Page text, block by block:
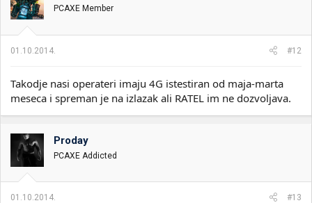
PCAXE Member
01.10.2014. #12
Takodje nasi operateri imaju 4G istestiran od maja-marta
meseca i spreman je na izlazak ali RATEL im ne dozvoljava.
Proday
PCAXE Addicted
01.10.2014. #13